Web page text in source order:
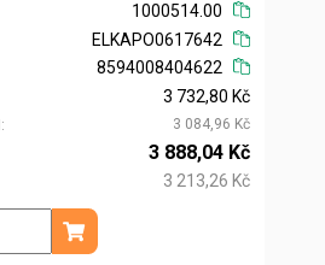
1000514.00
ELKAPO0617642
8594008404622
3 732,80 Kč
3 084,96 Kč
3 888,04 Kč
3 213,26 Kč
ks
Přidat do košíku